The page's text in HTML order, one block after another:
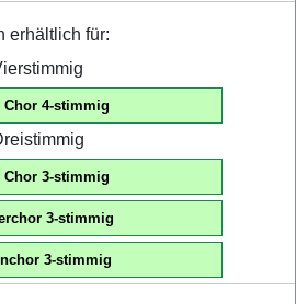
erhältlich für:
Chor 4-stimmig
Chor 3-stimmig
3-stimmig
3-stimmig